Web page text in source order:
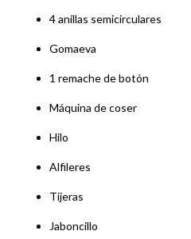
4 anillas semicirculares
Gomaeva
1 remache de botón
Máquina de coser
Hilo
Alfileres
Tijeras
Jaboncillo